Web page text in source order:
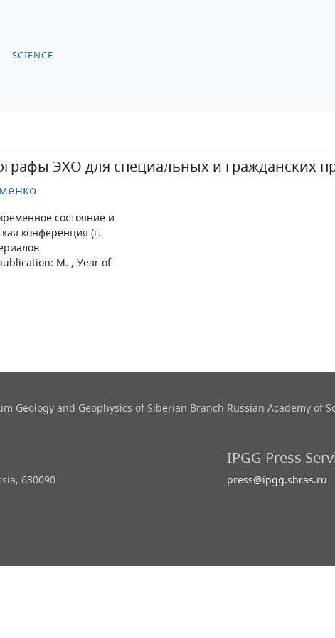
SCIENCE
ЭХО для специальных и гражданских
состояние и
конференция (г.
М. , Уear of
Geology and Geophysics​ of Siberian Branch Russian Academy of
630090
IPGG Press
press@ipgg.sbras.ru